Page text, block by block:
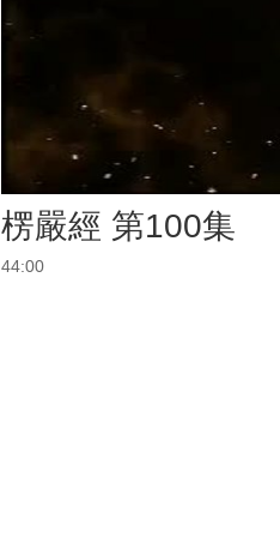
楞嚴經 第100集
44:00